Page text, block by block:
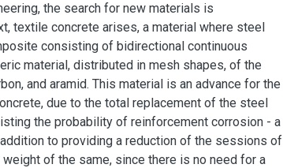
the search for new materials is
textile concrete arises, a material where steel
consisting of bidirectional continuous
material, distributed in mesh shapes, of the
and aramid. This material is an advance for the
due to the total replacement of the steel
the probability of reinforcement corrosion - a
to providing a reduction of the sessions of
of the same, since there is no need for a